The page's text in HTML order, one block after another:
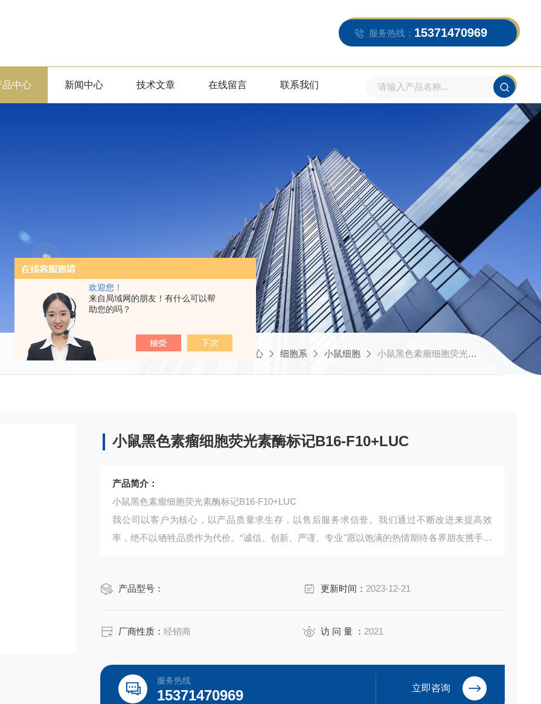
欢迎您！
来自局域网的朋友！有什么可以帮
助您的吗？
服务热线： 15371470969
品中心 新闻中心 技术文章 在线留言 联系我们
当前位置：首页 产品中心 细胞系 小鼠细胞 小鼠黑色素瘤细胞荧光素酶标记B16-F10+LUC
小鼠黑色素瘤细胞荧光素酶标记B16-F10+LUC
产品简介：
小鼠黑色素瘤细胞荧光素酶标记B16-F10+LUC
我公司以客户为核心，以产品质量求生存，以售后服务求信誉。我们通过不断改进来提高效
率，绝不以牺牲品质作为代价。“诚信、创新、严谨、专业"愿以饱满的热情期待各界朋友携手合
产品型号： 更新时间： 2023-12-21
厂商性质：经销商 访 问 量 ： 2021
服务热线
15371470969 立即咨询